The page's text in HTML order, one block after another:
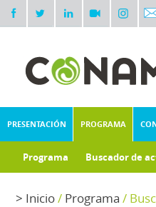
PRESENTACIÓN PROGRAMA
Programa Buscador de
> Inicio/ Programa /